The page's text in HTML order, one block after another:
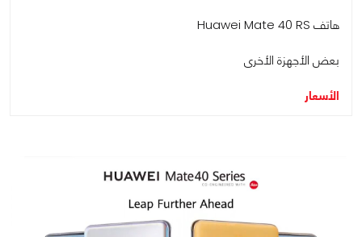
هاتف Huawei Mate 40 RS
بعض الأجهزة الأخرى
الأسعار